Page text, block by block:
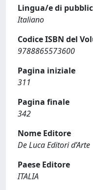
Lingua/e di
Italiano
Codice ISBN del
9788865573600
Pagina iniziale
311
Pagina finale
342
Nome Editore
De Luca Editori d’Arte
Paese Editore
ITALIA